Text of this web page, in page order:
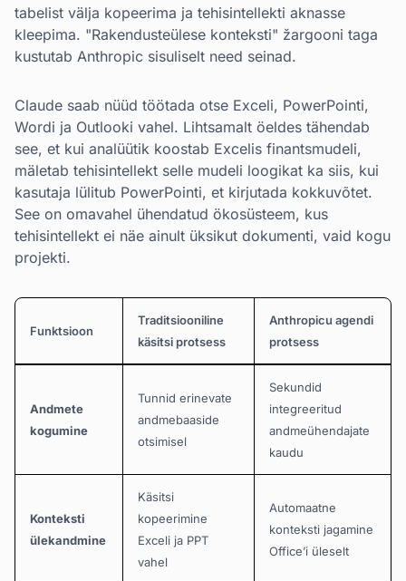
tabelist välja kopeerima ja tehisintellekti aknasse
kleepima. "Rakendusteülese konteksti" žargooni taga
kustutab Anthropic sisuliselt need seinad.
Claude saab nüüd töötada otse Exceli, PowerPointi,
Wordi ja Outlooki vahel. Lihtsamalt öeldes tähendab
see, et kui analüütik koostab Excelis finantsmudeli,
mäletab tehisintellekt selle mudeli loogikat ka siis, kui
kasutaja lülitub PowerPointi, et kirjutada kokkuvõtet.
See on omavahel ühendatud ökosüsteem, kus
tehisintellekt ei näe ainult üksikut dokumenti, vaid kogu
projekti.
Funktsioon
Traditsiooniline
käsitsi protsess
Anthropicu agendi
protsess
Andmete
kogumine
Tunnid erinevate
andmebaaside
otsimisel
Sekundid
integreeritud
andmeühendajate
kaudu
Konteksti
ülekandmine
Käsitsi
kopeerimine
Exceli ja PPT
vahel
Automaatne
konteksti jagamine
Office’i üleselt